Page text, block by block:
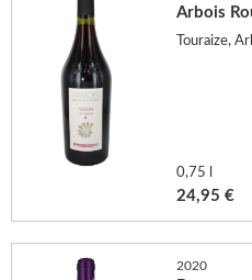
Arbois
Touraize,
0,75 l
24,95 €
2020